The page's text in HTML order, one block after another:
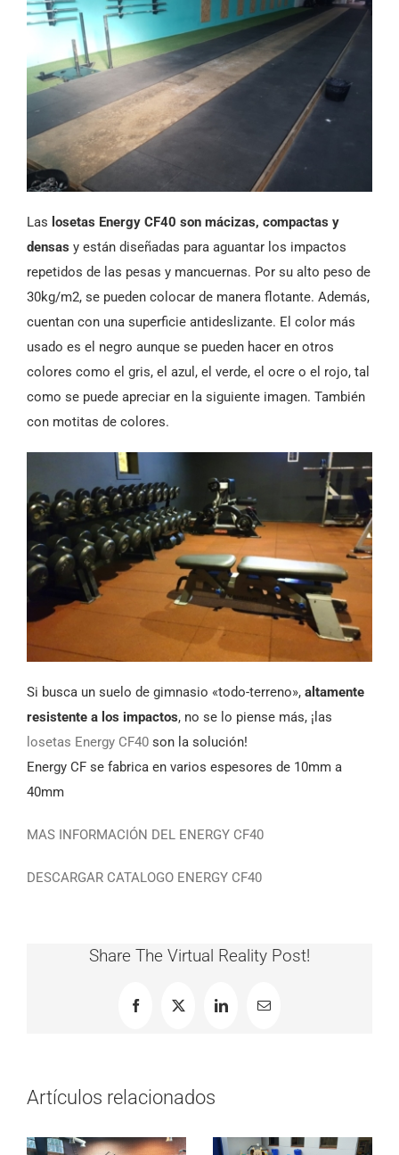
Las losetas Energy CF40 son mácizas, compactas y
densas y están diseñadas para aguantar los impactos
repetidos de las pesas y mancuernas. Por su alto peso de
30kg/m2, se pueden colocar de manera flotante. Además,
cuentan con una superficie antideslizante. El color más
usado es el negro aunque se pueden hacer en otros
colores como el gris, el azul, el verde, el ocre o el rojo, tal
como se puede apreciar en la siguiente imagen. También
con motitas de colores.
Si busca un suelo de gimnasio «todo-terreno», altamente
resistente a los impactos, no se lo piense más, ¡las
losetas Energy CF40 son la solución!
Energy CF se fabrica en varios espesores de 10mm a
40mm
MAS INFORMACIÓN DEL ENERGY CF40
DESCARGAR CATALOGO ENERGY CF40
Share The Virtual Reality Post!
Facebook
X LinkedInCorreo
Artículos relacionados